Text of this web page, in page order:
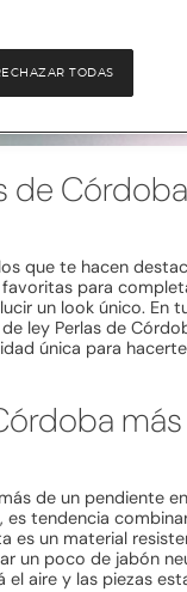
de Córdoba
que te hacen
para
un look único.
ley Perlas de
única para
de un
tendencia
un material
un poco de jabón
aire y las piezas
TODAS